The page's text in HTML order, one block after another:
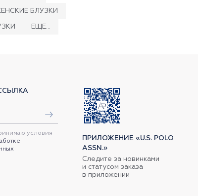
БЛУЗКИ
ЕЩЕ...
условия
ПРИЛОЖЕНИЕ «U.S. POLO
ASSN.»
Следите за новинками
и статусом заказа
в приложении